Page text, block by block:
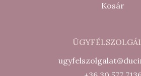
Kosár